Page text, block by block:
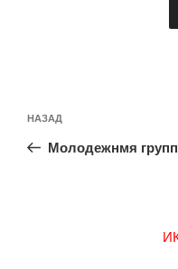
по
записям
Предыдущая
запись:
НАЗАД
Молодежнмя